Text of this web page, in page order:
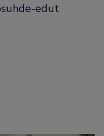
edut